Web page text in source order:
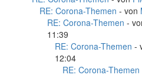
RE: Corona-Themen - von
RE: Corona-Themen -
11:39
RE: Corona-Themen -
12:04
RE: Corona-Themen